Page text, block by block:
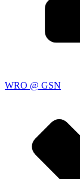
WRO @ GSN